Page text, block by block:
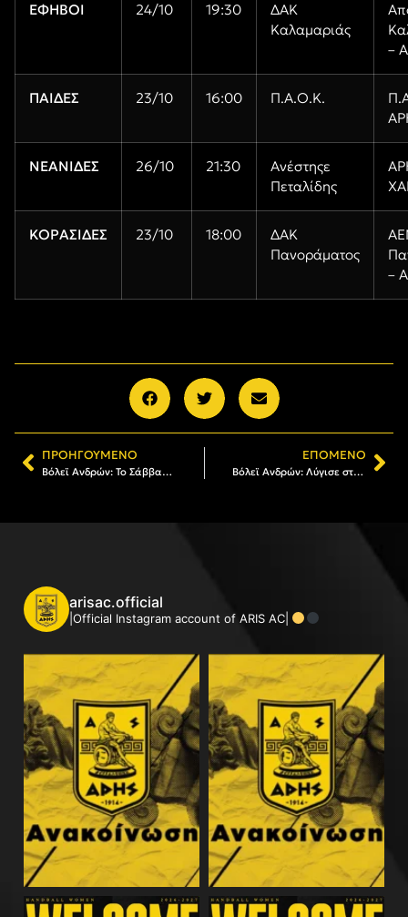
ΕΦΗΒΟΙ 24/10 19:30
ΔΑΚ
Καλαμαριάς
–
ΠΑΙΔΕΣ 23/10 16:00 Π.Α.Ο.Κ.
ΝΕΑΝΙΔΕΣ 26/10 21:30
Ανέστηςε
Πεταλίδης
ΚΟΡΑΣΙΔΕΣ 23/10 18:00
ΔΑΚ
Πανοράματος
–
ΠΡΟΗΓΟΎΜΕΝΟ
Βόλεϊ Ανδρών: Το Σάββατο (23/10) στις 18:00 η πρεμιέρα με Πήγασο
ΕΠΌΜΕΝΟ
Βόλεϊ Ανδρών: Λύγισε στο τάι μπρέικ ο ΑΡΗΣ στην Πολίχνη
arisac.official
|Official Instagram account of ARIS AC|